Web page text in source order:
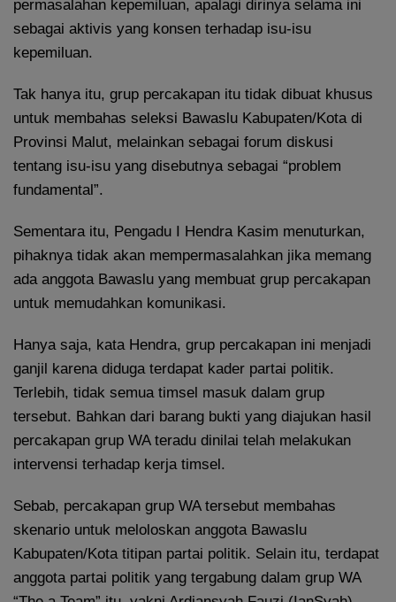
permasalahan kepemiluan, apalagi dirinya selama ini
sebagai aktivis yang konsen terhadap isu-isu
kepemiluan.
Tak hanya itu, grup percakapan itu tidak dibuat khusus
untuk membahas seleksi Bawaslu Kabupaten/Kota di
Provinsi Malut, melainkan sebagai forum diskusi
tentang isu-isu yang disebutnya sebagai “problem
fundamental”.
Sementara itu, Pengadu I Hendra Kasim menuturkan,
pihaknya tidak akan mempermasalahkan jika memang
ada anggota Bawaslu yang membuat grup percakapan
untuk memudahkan komunikasi.
Hanya saja, kata Hendra, grup percakapan ini menjadi
ganjil karena diduga terdapat kader partai politik.
Terlebih, tidak semua timsel masuk dalam grup
tersebut. Bahkan dari barang bukti yang diajukan hasil
percakapan grup WA teradu dinilai telah melakukan
intervensi terhadap kerja timsel.
Sebab, percakapan grup WA tersebut membahas
skenario untuk meloloskan anggota Bawaslu
Kabupaten/Kota titipan partai politik. Selain itu, terdapat
anggota partai politik yang tergabung dalam grup WA